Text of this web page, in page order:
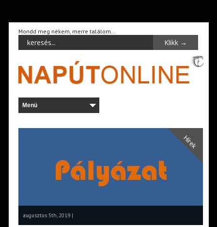
Mondd meg nékem, merre találom…
Hírek
augusztus 5th, 2019 |